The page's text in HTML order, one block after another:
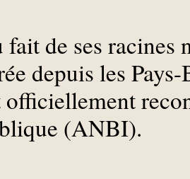
fait de ses racines
depuis les
officiellement
(ANBI).